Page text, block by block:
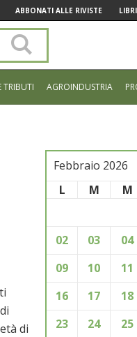
ABBONATI ALLE RIVISTE
sito
TRIBUTI AGROINDUSTRIA
di
Febbraio 2026
L
M M
02
03 04
09
10 11
16
17 18
23
24 25